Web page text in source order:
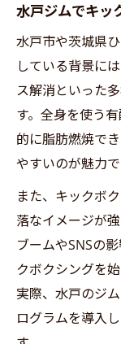
水戸ジムでキッ
水戸市や茨城県
している背景に
ス解消といった
す。全身を使う
的に脂肪燃焼で
やすいのが魅力で
また、キックボ
落なイメージが
ブームやSNSの
クボクシングを
実際、水戸のジ
ログラムを導入